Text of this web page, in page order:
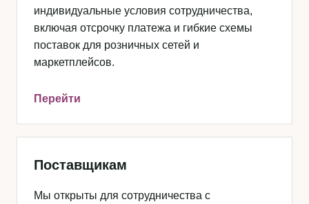
индивидуальные условия сотрудничества,
включая отсрочку платежа и гибкие схемы
поставок для розничных сетей и
маркетплейсов.
Перейти
Поставщикам
Мы открыты для сотрудничества с